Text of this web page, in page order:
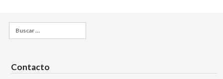
Buscar:
Contacto